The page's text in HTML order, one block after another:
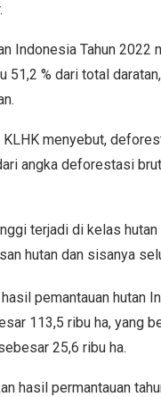
Indonesia Tahun 2022
51,2 % dari total
KLHK menyebut,
angka deforestasi
terjadi di kelas hutan
hutan dan sisanya
pemantauan hutan
113,5 ribu ha, yang
25,6 ribu ha.
hasil permantauan